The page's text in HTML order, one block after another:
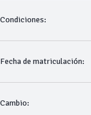
Condiciones:
Fecha de matriculación:
Cambio: